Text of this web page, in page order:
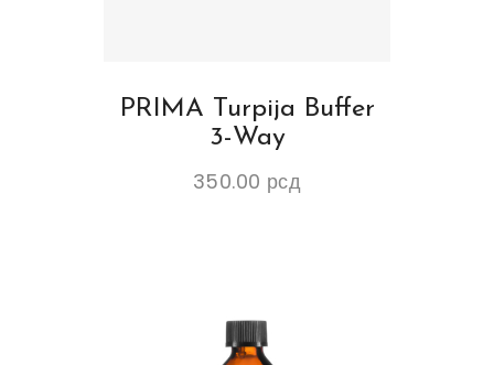
PRIMA Turpija Buffer
3-Way
350.00 рсд